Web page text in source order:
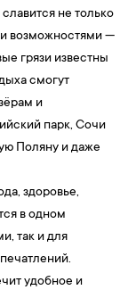
не только
возможностями —
грязи известны
смогут
и
парк, Сочи
Поляну и даже
здоровье,
в одном
так и для
удобное и